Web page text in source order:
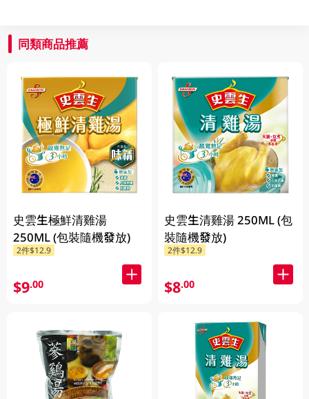
同類商品推薦
史雲生極鮮清雞湯
250ML (包裝隨機發放)
2件$12.9
$9.00
史雲生清雞湯 250ML (包
裝隨機發放)
2件$12.9
$8.00